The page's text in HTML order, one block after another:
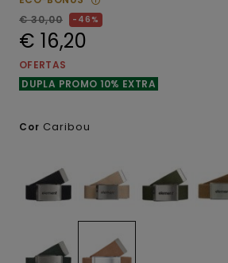
€ 30,00
46%
€ 16,20
OFERTAS
DUPLA PROMO 10% EXTRA
Cor Caribou